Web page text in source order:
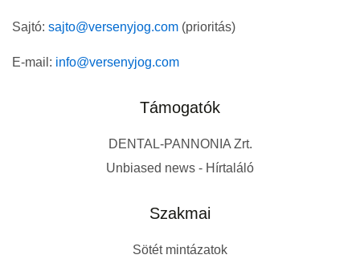
Sajtó: sajto@versenyjog.com (prioritás)
E-mail: info@versenyjog.com
Támogatók
DENTAL-PANNONIA Zrt.
Unbiased news - Hírtaláló
Szakmai
Sötét mintázatok